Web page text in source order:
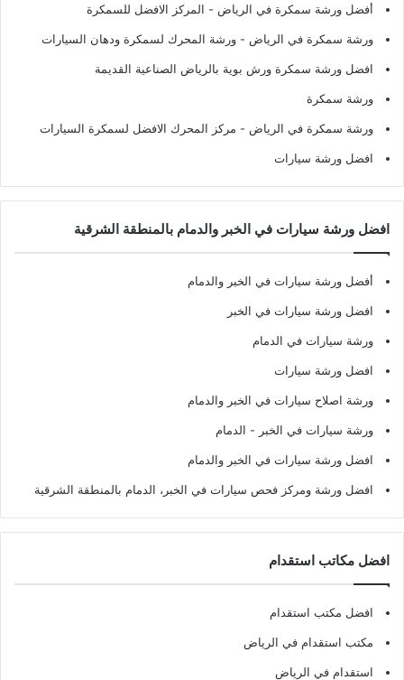
أفضل ورشة سمكرة في الرياض - المركز الافضل للسمكرة
ورشة سمكرة في الرياض - ورشة المحرك لسمكرة ودهان السيارات
افضل ورشة سمكرة ورش بوية بالرياض الصناعية القديمة
ورشة سمكرة
ورشة سمكرة في الرياض - مركز المحرك الافضل لسمكرة السيارات
افضل ورشة سيارات
افضل ورشة سيارات في الخبر والدمام بالمنطقة الشرقية
أفضل ورشة سيارات في الخبر والدمام
افضل ورشة سيارات في الخبر
ورشة سيارات في الدمام
افضل ورشة سيارات
ورشة اصلاح سيارات في الخبر والدمام
ورشة سيارات في الخبر - الدمام
افضل ورشة سيارات في الخبر والدمام
افضل ورشة ومركز فحص سيارات في الخبر، الدمام بالمنطقة الشرقية
افضل مكاتب استقدام
افضل مكتب استقدام
مكتب استقدام في الرياض
استقدام في الرياض